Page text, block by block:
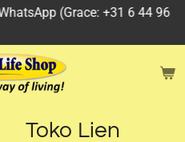
(Grace: +31 6 44 96
Toko Lien